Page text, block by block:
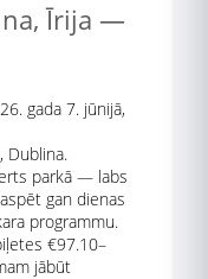
Īrija —
gada 7. jūnijā,
Dublina.
parkā — labs
gan dienas
programmu.
€97.10–
jābūt